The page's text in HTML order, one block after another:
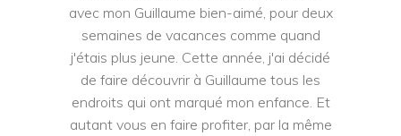
avec mon Guillaume bien-aimé, pour deux
semaines de vacances comme quand
j'étais plus jeune. Cette année, j'ai décidé
de faire découvrir à Guillaume tous les
endroits qui ont marqué mon enfance. Et
autant vous en faire profiter, par la même